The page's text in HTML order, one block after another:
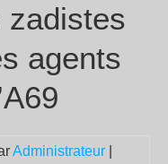
agents
Administrateur